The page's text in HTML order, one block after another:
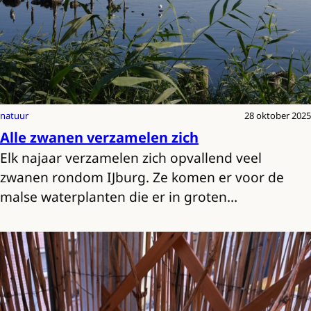
natuur 28 oktober 2025
Alle zwanen verzamelen zich
Elk najaar verzamelen zich opvallend veel
zwanen rondom IJburg. Ze komen er voor de
malse waterplanten die er in groten…